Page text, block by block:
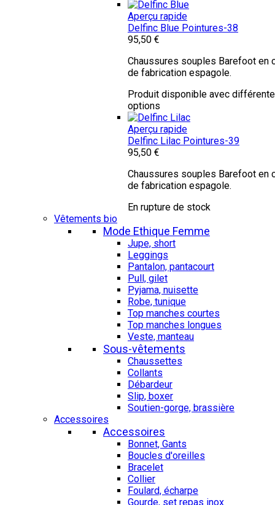
Aperçu rapide
Delfinc Blue Pointures-38
95,50 €
Chaussures souples Barefoot en
de fabrication espagole.
Produit disponible avec
options
Aperçu rapide
Delfinc Lilac Pointures-39
95,50 €
Chaussures souples Barefoot en
de fabrication espagole.
En rupture de stock
Vêtements bio
Mode Ethique Femme
Jupe, short
Leggings
Pantalon, pantacourt
Pull, gilet
Pyjama, nuisette
Robe, tunique
Top manches courtes
Top manches longues
Veste, manteau
Sous-vêtements
Chaussettes
Collants
Débardeur
Slip, boxer
Soutien-gorge, brassière
Accessoires
Accessoires
Bonnet, Gants
Boucles d'oreilles
Bracelet
Collier
Foulard, écharpe
Gourde, set repas inox